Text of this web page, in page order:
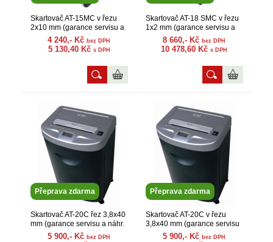
Skartovač AT-15MC v řezu
2x10 mm (garance servisu a
náhr. dílů)4 240,- Kč bez DPH
5 130,40 Kč s DPH
Skartovač AT-18 SMC v řezu
1x2 mm (garance servisu a
náhr. dílů)8 660,- Kč bez DPH
10 478,60 Kč s DPH
Přeprava zdarma
Skartovač AT-20C řez 3,8x40
mm (garance servisu a náhr.
5 900,- Kč bez DPH
Přeprava zdarma
Skartovač AT-20C v řezu
3,8x40 mm (garance servisu
a náhr. dílů)
5 900,- Kč bez DPH